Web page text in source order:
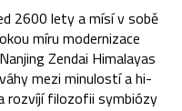
2600 lety a mísí v sobě
míru modernizace
Zendai Himalayas
mezi minulostí a hi-
rozvíjí filozofii symbiózy